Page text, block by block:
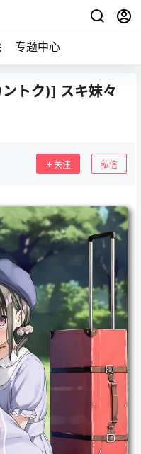
专题中心
トク)] スキ妹々
关注 私信